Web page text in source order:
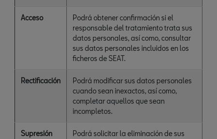
Acceso
Podrá obtener confirmación si el
responsable del tratamiento trata sus
datos personales, así como, consultar
sus datos personales incluidos en los
ficheros de SEAT.
Rectificación
Podrá modificar sus datos personales
cuando sean inexactos, así como,
completar aquellos que sean
incompletos.
Supresión
Podrá solicitar la eliminación de sus